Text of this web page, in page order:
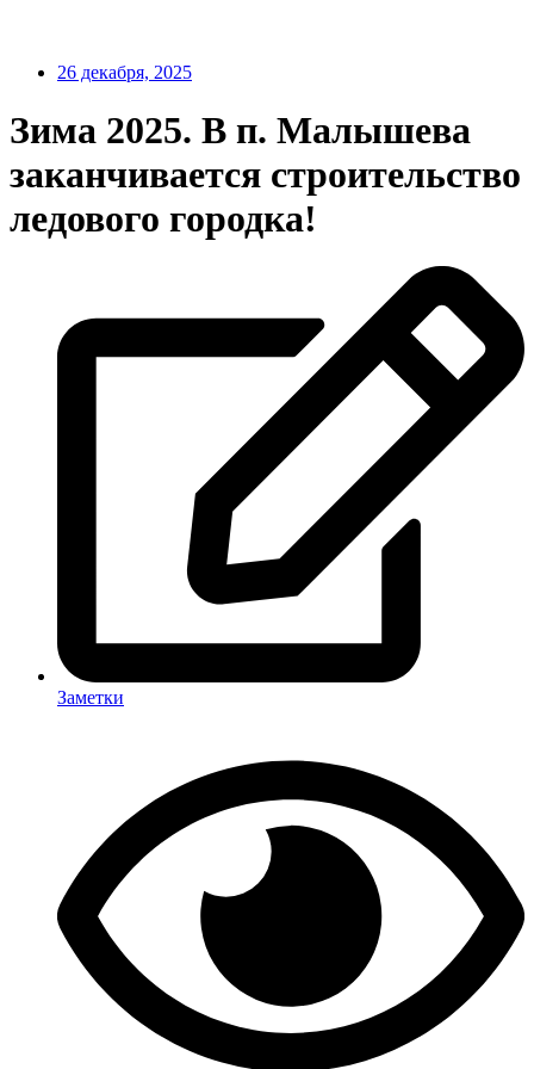
26 декабря, 2025
Зима 2025. В п. Малышева
заканчивается строительство
ледового городка!
Заметки